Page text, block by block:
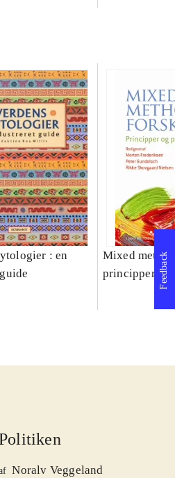
: en
Mixed
principper og
Noralv Veggeland
Feedback